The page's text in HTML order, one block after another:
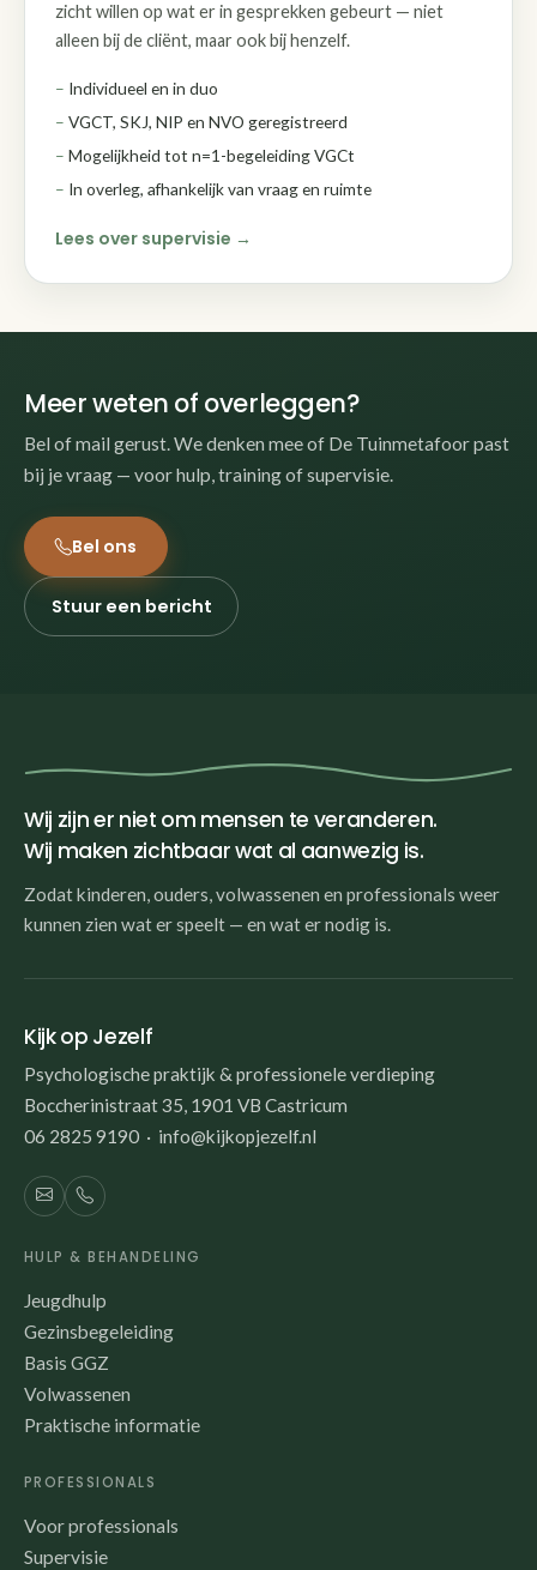
zicht willen op wat er in gesprekken gebeurt — niet
alleen bij de cliënt, maar ook bij henzelf.
Individueel en in duo
VGCT, SKJ, NIP en NVO geregistreerd
Mogelijkheid tot n=1-begeleiding VGCt
In overleg, afhankelijk van vraag en ruimte
Lees over supervisie
Meer weten of overleggen?
Bel of mail gerust. We denken mee of De Tuinmetafoor past
bij je vraag — voor hulp, training of supervisie.
Bel ons
Stuur een bericht
Wij zijn er niet om mensen te veranderen.
Wij maken zichtbaar wat al aanwezig is.
Zodat kinderen, ouders, volwassenen en professionals weer
kunnen zien wat er speelt — en wat er nodig is.
Kijk op Jezelf
Psychologische praktijk & professionele verdieping
Boccherinistraat 35, 1901 VB Castricum
06 2825 9190 · info@kijkopjezelf.nl
HULP & BEHANDELING
Jeugdhulp
Gezinsbegeleiding
Basis GGZ
Volwassenen
Praktische informatie
PROFESSIONALS
Voor professionals
Supervisie